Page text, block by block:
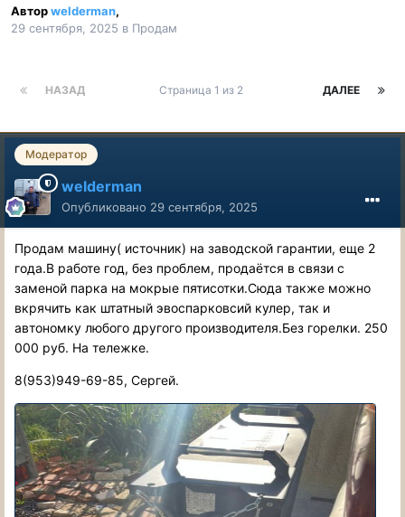
Авторwelderman,
29 сентября, 2025 в Продам
НАЗАД ДАЛЕЕ
Страница 1 из 2
Модератор
welderman
Опубликовано 29 сентября, 2025
Продам машину( источник) на заводской гарантии, еще 2
года.В работе год, без проблем, продаётся в связи с
заменой парка на мокрые пятисотки.Сюда также можно
вкрячить как штатный эвоспарковсий кулер, так и
автономку любого другого производителя.Без горелки. 250
000 руб. На тележке.
8(953)949-69-85, Сергей.